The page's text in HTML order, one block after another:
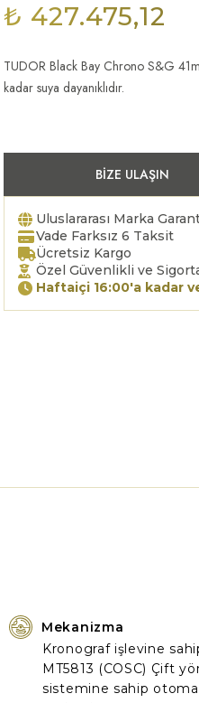
₺ 427.475,12
TUDOR Black Bay Chrono S&G
kadar suya dayanıklıdır.
BIZE ULAŞIN
Uluslararası Marka
Vade Farksız 6 Taksit
Ücretsiz Kargo
Özel Güvenlikli ve
Haftaiçi 16:00'a kadar
Mekanizma
Kronograf işlevine
MT5813 (COSC) Çift
sistemine sahip